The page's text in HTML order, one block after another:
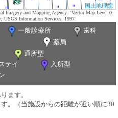
国土地理院
Imagery and Mapping Agency. "Vector Map Level 0
USGS Information Services, 1997.
一般診療所
歯科
薬局
通所型
テイ
入所型
ます。
。（当施設からの距離が近い順に30